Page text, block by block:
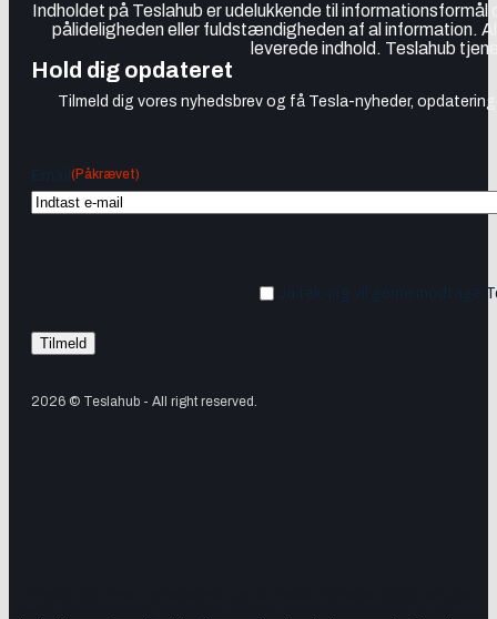
Indholdet på Teslahub er udelukkende til
pålideligheden eller fuldstændigheden af al information.
leverede indhold. Teslahub
Hold dig opdateret
Tilmeld dig vores nyhedsbrev og få Tesla-nyheder,
(Påkrævet)
Ja tak, jeg vil gerne modtage
2026 © Teslahub - All right reserved.